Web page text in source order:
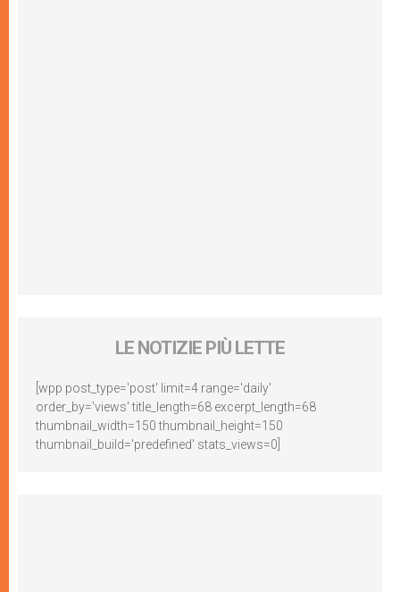
LE NOTIZIE PIÙ LETTE
[wpp post_type='post' limit=4 range='daily'
order_by='views' title_length=68 excerpt_length=68
thumbnail_width=150 thumbnail_height=150
thumbnail_build='predefined' stats_views=0]